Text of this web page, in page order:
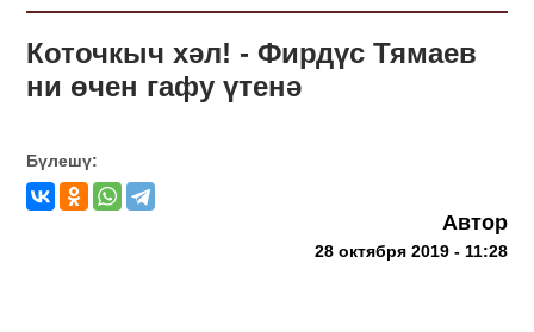
Коточкыч хәл! - Фирдүс Тямаев
ни өчен гафу үтенә
Бүлешү:
Автор
28 октября 2019 - 11:28